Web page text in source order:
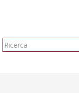
Form